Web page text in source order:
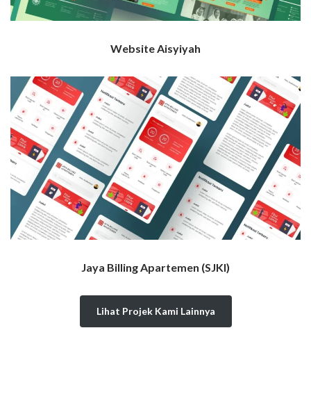
Website Aisyiyah
Jaya Billing Apartemen (SJKI)
Lihat Projek Kami Lainnya